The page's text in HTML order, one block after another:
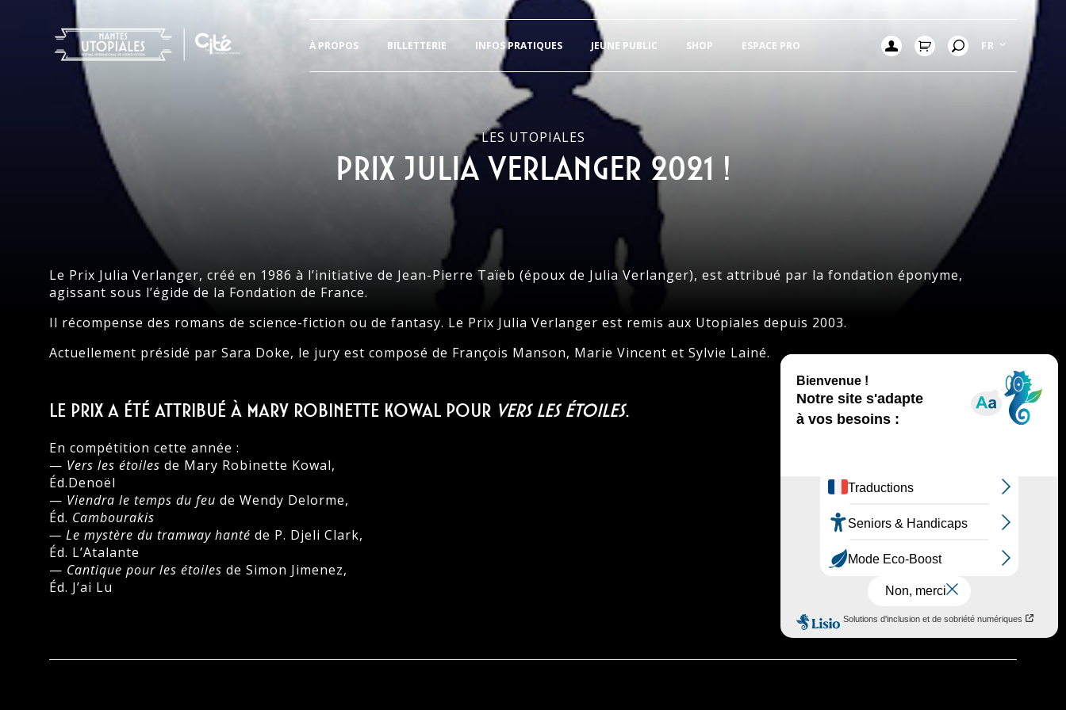
Aller
directement
À PROPOS BILLETTERIE INFOS PRATIQUES JEUNE PUBLIC SHOP ESPACE PRO FR
LES UTOPIALES
Prix Julia Verlanger 2021 !
Le Prix Julia Verlanger, créé en 1986 à l’initiative de Jean-Pierre Taïeb (époux de Julia Verlanger), est attribué par la fondation éponyme,
agissant sous l’égide de la Fondation de France.
Il récompense des romans de science-fiction ou de fantasy. Le Prix Julia Verlanger est remis aux Utopiales depuis 2003.
Actuellement présidé par Sara Doke, le jury est composé de François Manson, Marie Vincent et Sylvie Lainé.
Le Prix a été attribué à Mary Robinette Kowal pour Vers les étoiles.
En compétition cette année :
— Vers les étoiles de Mary Robinette Kowal,
Éd.Denoël
— Viendra le temps du feu de Wendy Delorme,
Éd. Cambourakis
— Le mystère du tramway hanté de P. Djeli Clark,
Éd. L’Atalante
— Cantique pour les étoiles de Simon Jimenez,
Éd. J’ai Lu